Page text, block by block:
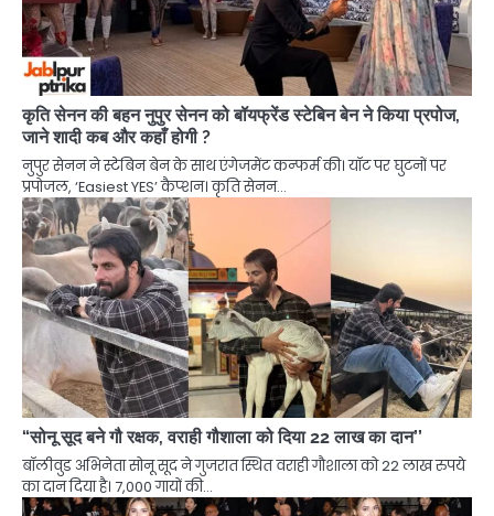
कृति सेनन की बहन नुपुर सेनन को बॉयफ्रेंड स्टेबिन बेन ने किया प्रपोज,
जाने शादी कब और कहाँ होगी ?
नुपुर सेनन ने स्टेबिन बेन के साथ एंगेजमेंट कन्फर्म की। यॉट पर घुटनों पर
प्रपोजल, ‘Easiest YES’ कैप्शन। कृति सेनन…
“सोनू सूद बने गौ रक्षक, वराही गौशाला को दिया 22 लाख का दान’’
बॉलीवुड अभिनेता सोनू सूद ने गुजरात स्थित वराही गौशाला को 22 लाख रुपये
का दान दिया है। 7,000 गायों की…